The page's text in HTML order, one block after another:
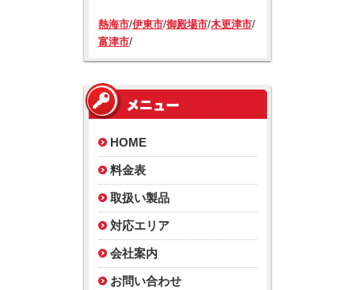
熱海市/伊東市/御殿場市/木更津市/
富津市/
HOME
料金表
取扱い製品
対応エリア
会社案内
お問い合わせ